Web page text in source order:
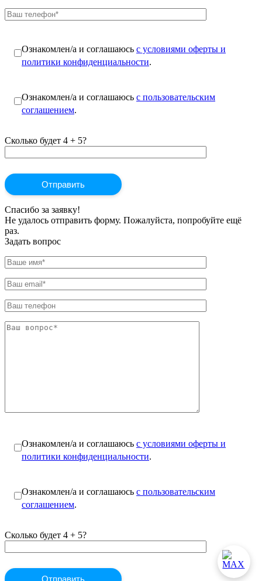
Ознакомлен/а и соглашаюсь с условиями оферты и
политики конфиденциальности.
Ознакомлен/а и соглашаюсь с пользовательским
соглашением.
Сколько будет 4 + 5?
Спасибо за заявку!
Не удалось отправить форму. Пожалуйста, попробуйте ещё
раз.
Задать вопрос
Ознакомлен/а и соглашаюсь с условиями оферты и
политики конфиденциальности.
Ознакомлен/а и соглашаюсь с пользовательским
соглашением.
Сколько будет 4 + 5?